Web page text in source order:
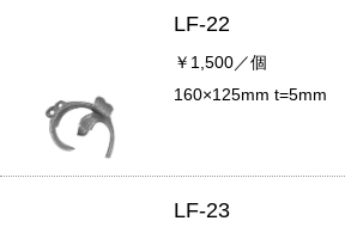
LF-22
￥1,500／個
160×125mm t=5mm
LF-23